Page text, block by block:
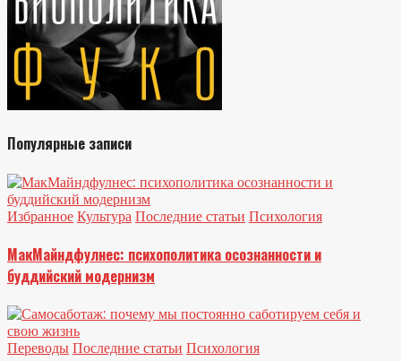
Популярные записи
Избранное Культура Последние статьи Психология
МакМайндфулнес: психополитика осознанности и
буддийский модернизм
Переводы Последние статьи Психология